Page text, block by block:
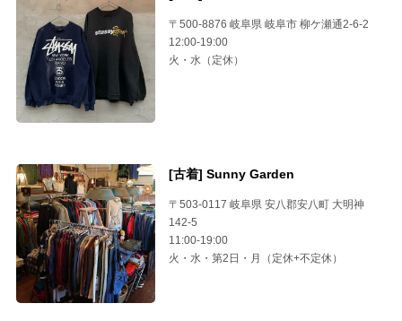
〒500-8876 岐阜県 岐阜市 柳ケ瀬通2-6-2
12:00-19:00
火・水（定休）
[古着] Sunny Garden
〒503-0117 岐阜県 安八郡安八町 大明神
142-5
11:00-19:00
火・水・第2日・月（定休+不定休）